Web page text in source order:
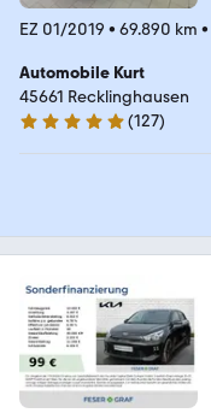
EZ 01/2019 • 69.890 km •
Automobile Kurt
45661 Recklinghausen
4.8 Sterne
(127)